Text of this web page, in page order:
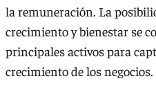
la remuneración. La
crecimiento y bienestar se
principales activos para
crecimiento de los negocios.